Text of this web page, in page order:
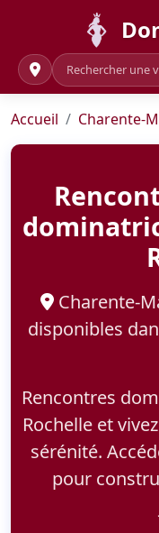
Accueil Charente-
Charente-
disponibles
Rencontres
Rochelle et
sérénité.
pour